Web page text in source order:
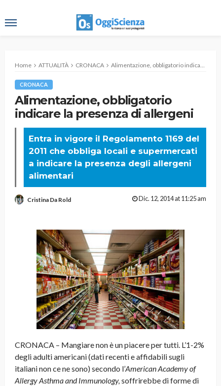
Home ATTUALITÀ CRONACA Alimentazione, obbligatorio indicare la presenza di allergeni
CRONACA
Alimentazione, obbligatorio
indicare la presenza di allergeni
Entra in vigore il Regolamento 1169 del
2011 che obbliga locali e supermercati
a indicare la presenza degli allergeni
alimentari
Cristina Da Rold Dic. 12, 2014 at 11:25 am
CRONACA – Mangiare non è un piacere per tutti. L’1-2%
degli adulti americani (dati recenti e affidabili sugli
italiani non ce ne sono) secondo l’American Academy of
Allergy Asthma and Immunology, soffrirebbe di forme di